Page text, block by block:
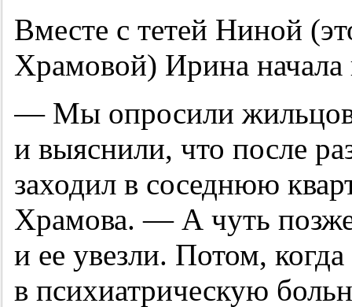
Вместе с тетей Ниной
Храмовой) Ирина начала
— Мы опросили
и выяснили, что после
заходил в соседнюю
Храмова. — А чуть
и ее увезли. Потом,
в психиатрическую